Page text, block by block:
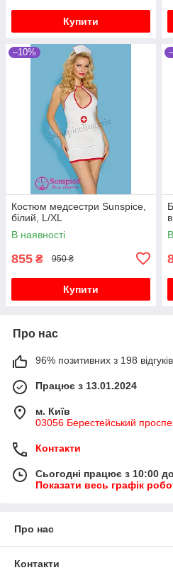
Купити
–10%
Костюм медсестри Sunspice,
білий, L/XL
В наявності
855 ₴ 950 ₴
Купити
Про нас
96% позитивних з 198
Працює з 13.01.2024
м. Київ
03056 Берестейський
Контакти
Сьогодні працює з 10:00
Показати весь графік
Про нас
Контакти